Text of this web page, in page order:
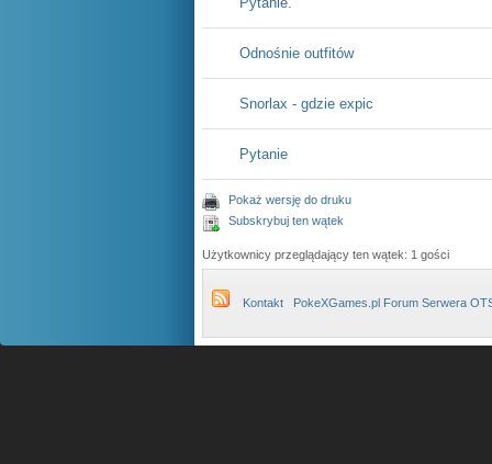
Odnośnie outfitów
Snorlax - gdzie expic
Pytanie
Pokaż wersję do druku
Subskrybuj ten wątek
Użytkownicy przeglądający ten wątek: 1 gości
Kontakt PokeXGames.pl Forum Serwera